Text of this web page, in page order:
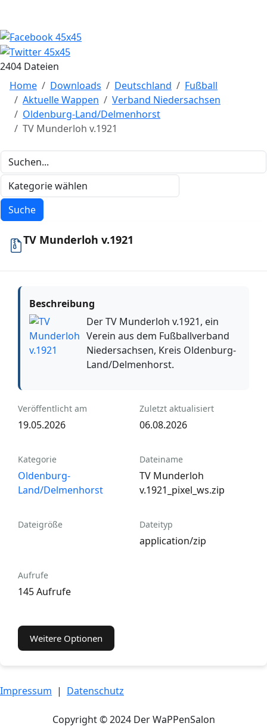
2404 Dateien
Home
Downloads Deutschland
Fußball
Aktuelle Wappen
Verband Niedersachsen
Oldenburg-Land/Delmenhorst
TV Munderloh v.1921
TV Munderloh v.1921
Beschreibung
Der TV Munderloh v.1921, ein
Verein aus dem Fußballverband
Niedersachsen, Kreis Oldenburg-
Land/Delmenhorst.
Veröffentlicht am
19.05.2026
Zuletzt aktualisiert
06.08.2026
Kategorie
Oldenburg-
Land/Delmenhorst
Dateiname
TV Munderloh
v.1921_pixel_ws.zip
Dateigröße Dateityp
application/zip
Aufrufe
145 Aufrufe
Weitere Optionen
Impressum | Datenschutz
Copyright © 2024 Der WaPPenSalon